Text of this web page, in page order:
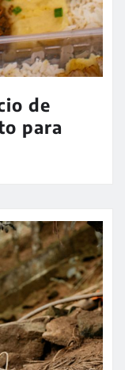
de
para